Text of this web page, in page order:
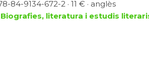
84-9134-672-2 · 11 € · anglès
Biografies, literatura i estudis